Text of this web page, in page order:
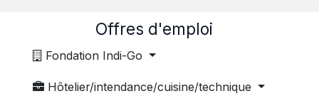
Offres d'emploi
Fondation Indi-Go
Hôtelier/intendance/cuisine/technique